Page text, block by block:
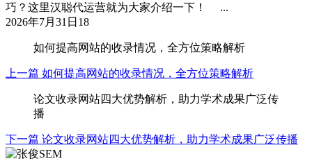
巧？这里汉聪代运营就为大家介绍一下！ ...
2026年7月31日 18
如何提高网站的收录情况，全方位策略解析
上一篇 如何提高网站的收录情况，全方位策略解析
论文收录网站四大优势解析，助力学术成果广泛传
播
下一篇 论文收录网站四大优势解析，助力学术成果广泛传播